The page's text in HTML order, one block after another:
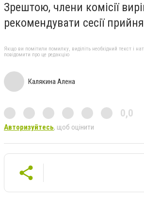
Зрештою, члени комісії
рекомендувати сесії
Якщо ви помітили помилку, виділіть необхідний текст і
повідомити про це редакцію
Калякина Алена
0,0
Авторизуйтесь, щоб оцінити